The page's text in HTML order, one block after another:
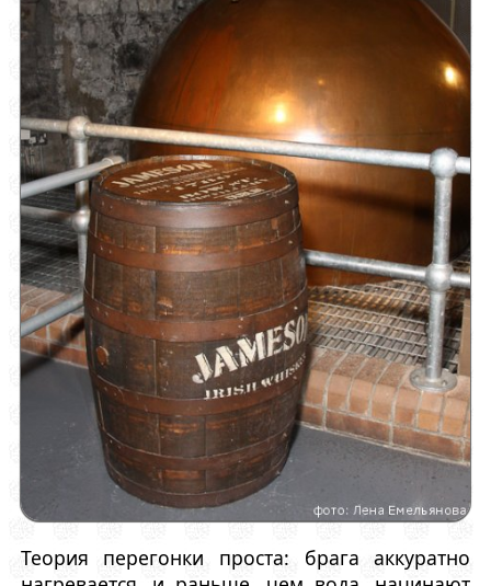
Теория перегонки проста: брага аккуратно